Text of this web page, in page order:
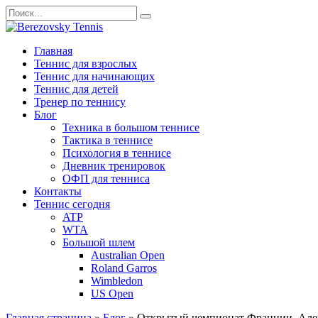
Перейти
к
содержанию
Search
for:
Главная
Теннис для взрослых
Теннис для начинающих
Теннис для детей
Тренер по теннису
Блог
Техника в большом теннисе
Тактика в теннисе
Психология в теннисе
Дневник тренировок
ОФП для тенниса
Контакты
Теннис сегодня
ATP
WTA
Большой шлем
Australian Open
Roland Garros
Wimbledon
US Open